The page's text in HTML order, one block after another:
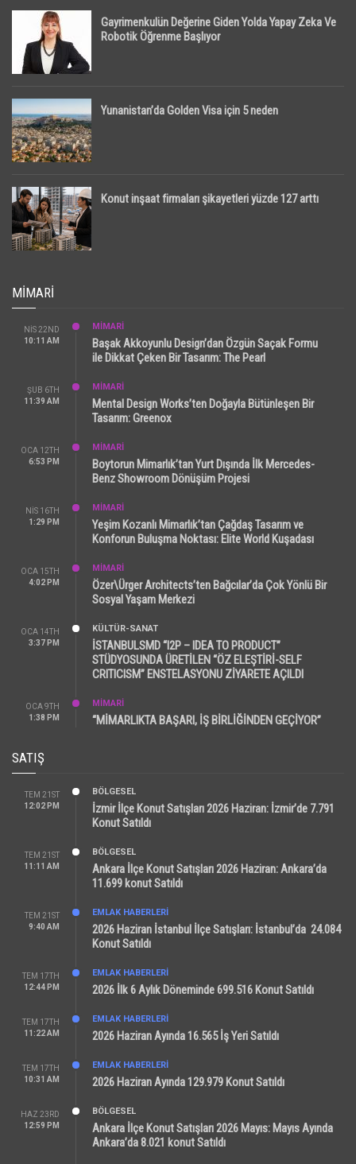
Gayrimenkulün Değerine Giden Yolda Yapay Zeka Ve
Robotik Öğrenme Başlıyor
Yunanistan’da Golden Visa için 5 neden
Konut inşaat firmaları şikayetleri yüzde 127 arttı
MIMARI
NIS 22ND
10:11 AM
MİMARİ
Başak Akkoyunlu Design’dan Özgün Saçak Formu
ile Dikkat Çeken Bir Tasarım: The Pearl
ŞUB 6TH
11:39 AM
MİMARİ
Mental Design Works’ten Doğayla Bütünleşen Bir
Tasarım: Greenox
OCA 12TH
6:53 PM
MİMARİ
Boytorun Mimarlık’tan Yurt Dışında İlk Mercedes-
Benz Showroom Dönüşüm Projesi
NIS 16TH
1:29 PM
MİMARİ
Yeşim Kozanlı Mimarlık’tan Çağdaş Tasarım ve
Konforun Buluşma Noktası: Elite World Kuşadası
OCA 15TH
4:02 PM
MİMARİ
Özer\Ürger Architects’ten Bağcılar’da Çok Yönlü Bir
Sosyal Yaşam Merkezi
OCA 14TH
3:37 PM
KÜLTÜR-SANAT
İSTANBULSMD “I2P – IDEA TO PRODUCT”
STÜDYOSUNDA ÜRETİLEN “ÖZ ELEŞTİRİ-SELF
CRITICISM” ENSTELASYONU ZİYARETE AÇILDI
OCA 9TH
1:38 PM
MİMARİ
“MİMARLIKTA BAŞARI, İŞ BİRLİĞİNDEN GEÇİYOR”
SATIŞ
TEM 21ST
12:02 PM
BÖLGESEL
İzmir İlçe Konut Satışları 2026 Haziran: İzmir’de 7.791
Konut Satıldı
TEM 21ST
11:11 AM
BÖLGESEL
Ankara İlçe Konut Satışları 2026 Haziran: Ankara’da
11.699 konut Satıldı
TEM 21ST
9:40 AM
EMLAK HABERLERI
2026 Haziran İstanbul İlçe Satışları: İstanbul’da 24.084
Konut Satıldı
TEM 17TH
12:44 PM
EMLAK HABERLERI
2026 İlk 6 Aylık Döneminde 699.516 Konut Satıldı
TEM 17TH
11:22 AM
EMLAK HABERLERI
2026 Haziran Ayında 16.565 İş Yeri Satıldı
TEM 17TH
10:31 AM
EMLAK HABERLERI
2026 Haziran Ayında 129.979 Konut Satıldı
HAZ 23RD
12:59 PM
BÖLGESEL
Ankara İlçe Konut Satışları 2026 Mayıs: Mayıs Ayında
Ankara’da 8.021 konut Satıldı